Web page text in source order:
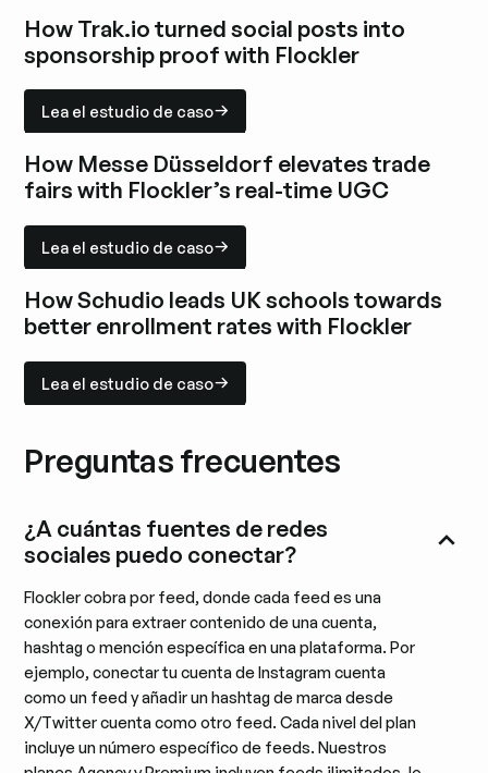
How Trak.io turned social posts into
sponsorship proof with Flockler
Lea el estudio de caso
How Messe Düsseldorf elevates trade
fairs with Flockler’s real-time UGC
Lea el estudio de caso
How Schudio leads UK schools towards
better enrollment rates with Flockler
Lea el estudio de caso
Preguntas frecuentes
¿A cuántas fuentes de redes
sociales puedo conectar?
Flockler cobra por feed, donde cada feed es una
conexión para extraer contenido de una cuenta,
hashtag o mención específica en una plataforma. Por
ejemplo, conectar tu cuenta de Instagram cuenta
como un feed y añadir un hashtag de marca desde
X/Twitter cuenta como otro feed. Cada nivel del plan
incluye un número específico de feeds. Nuestros